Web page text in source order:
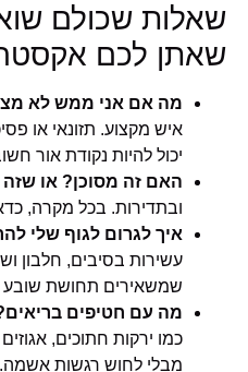
שאלות שכולם
שאתן לכם
מה אם אני ממש לא
איש מקצוע. תזונאי או
יכול להיות נקודת אור
האם זה מסוכן? או
ובתדירות. בכל מקרה,
איך לגרום לגוף שלי
עשירות בסיבים, חלבון
שמשאירים תחושת שובע
מה עם חטיפים
כמו ירקות חתוכים,
מבלי לחוש רגשות אשמה.